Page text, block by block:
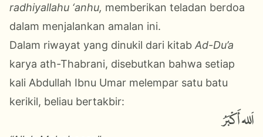
radhiyallahu ‘anhu, memberikan teladan berdoa
dalam menjalankan amalan ini.
Dalam riwayat yang dinukil dari kitab Ad-Du’a
karya ath-Thabrani, disebutkan bahwa setiap
kali Abdullah Ibnu Umar melempar satu batu
kerikil, beliau bertakbir:
اَلله أَكْبَرُ